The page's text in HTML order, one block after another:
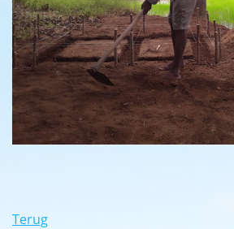
Terug